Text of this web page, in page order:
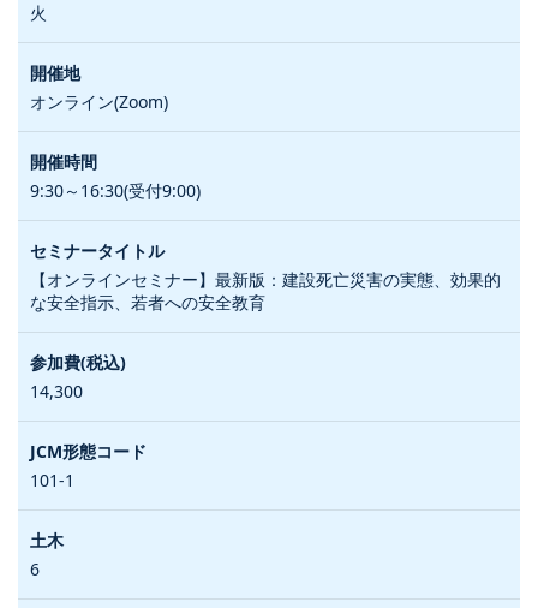
火
オンライン(Zoom)
9:30～16:30(受付9:00)
【オンラインセミナー】最新版：建設死亡災害の実態、効果的
な安全指示、若者への安全教育
14,300
101-1
6